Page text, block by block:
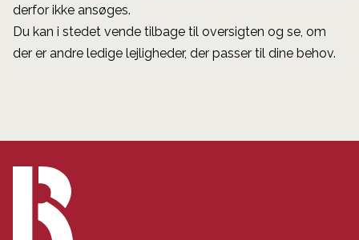
derfor ikke ansøges.
Du kan i stedet vende tilbage til oversigten og se, om
der er andre ledige lejligheder, der passer til dine behov.